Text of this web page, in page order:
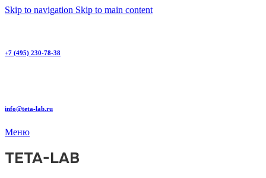
Skip to navigation Skip to main content
+7 (495) 230-78-38
info@teta-lab.ru
Меню
TETA-LAB